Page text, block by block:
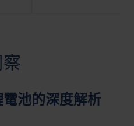
池的深度解析